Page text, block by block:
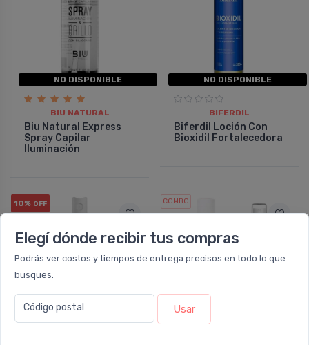
Elegí dónde recibir tus compras
Podrás ver costos y tiempos de entrega precisos en todo lo que
busques.
Código postal Usar
NO DISPONIBLE
BIU NATURAL
Biu Natural Express
Spray Capilar
Iluminación
NO DISPONIBLE
BIFERDIL
Biferdil Loción Con
Bioxidil Fortalecedora
10% OFF COMBO